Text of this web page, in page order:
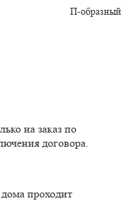
П-образный
на заказ по
договора.
проходит